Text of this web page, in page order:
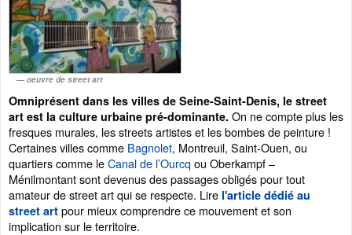
oeuvre de street art
Omniprésent dans les villes de Seine-Saint-Denis, le street
art est la culture urbaine pré-dominante. On ne compte plus les
fresques murales, les streets artistes et les bombes de peinture !
Certaines villes comme Bagnolet, Montreuil, Saint-Ouen, ou
quartiers comme leCanal de l’Ourcqou Oberkampf –
Ménilmontant sont devenus des passages obligés pour tout
amateur de street art qui se respecte. Lire l'article dédié au
street art pour mieux comprendre ce mouvement et son
implication sur le territoire.